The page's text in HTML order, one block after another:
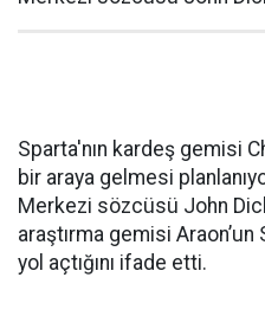
Sparta'nın kardeş gemisi
bir araya gelmesi
Merkezi sözcüsü John
araştırma gemisi
yol açtığını ifade etti.